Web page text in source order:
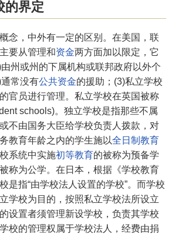
的界定
，中外有一定的区别。在美国，联
要从管理和资金两方面加以限定，它
州或州的下属机构或联邦政府以外个
常没有公共资金的援助；(3)私立学校
官员进行管理。私立学校在英国被称
schools)。独立学校是指那些不属
不由国务大臣给学校负责人拨款，对
教育年龄之内的学生施以全日制教育
系统中实施初等教育的被称为预备学
称为公学。在日本，根据《学校教育
是指“由学校法人设置的学校”。而学校
学校为目的，按照私立学校法所设立
设置者须管理新设学校，负责其学校
校的管理权属于学校法人，经费由捐